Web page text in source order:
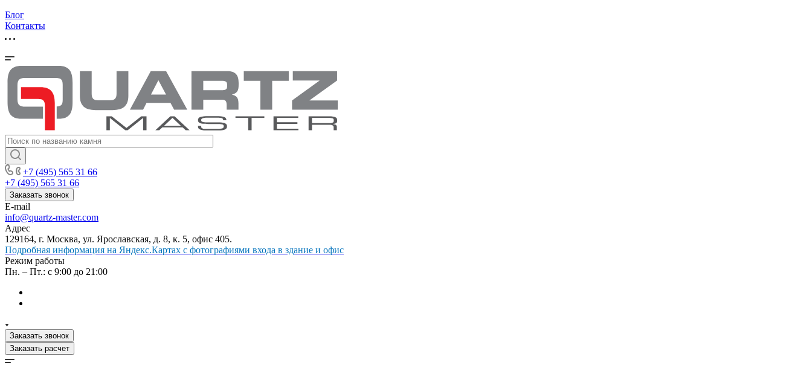
Блог
Контакты
+7 (495) 565 31 66
+7 (495) 565 31 66
Заказать звонок
E-mail
info@quartz-master.com
Адрес
129164, г. Москва, ул. Ярославская, д. 8, к. 5, офис 405.
Подробная информация на Яндекс.Картах с фотографиями входа в здание и офис
Режим работы
Пн. – Пт.: с 9:00 до 21:00
Заказать звонок
Заказать расчет